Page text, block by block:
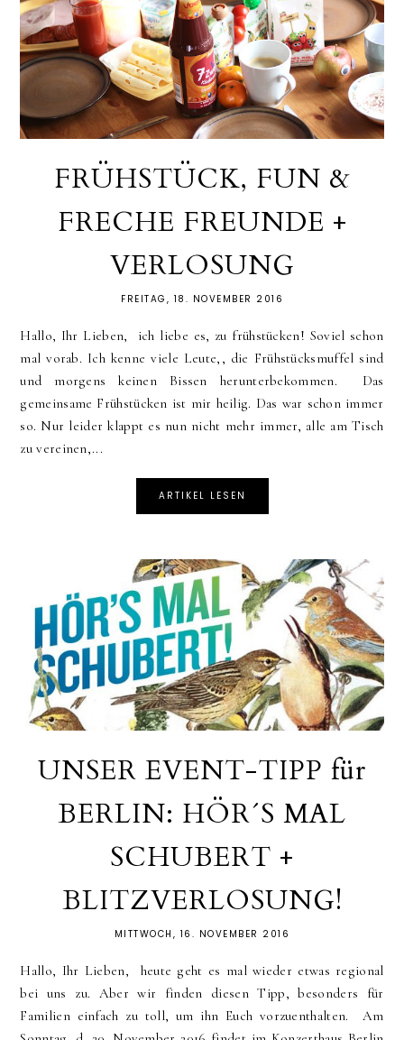
FRÜHSTÜCK, FUN &
FRECHE FREUNDE +
VERLOSUNG
FREITAG, 18. NOVEMBER 2016
Hallo, Ihr Lieben, ich liebe es, zu frühstücken! Soviel schon
mal vorab. Ich kenne viele Leute,, die Frühstücksmuffel sind
und morgens keinen Bissen herunterbekommen. Das
gemeinsame Frühstücken ist mir heilig. Das war schon immer
so. Nur leider klappt es nun nicht mehr immer, alle am Tisch
zu vereinen,...
ARTIKEL LESEN
UNSER EVENT-TIPP für
BERLIN: HÖR´S MAL
SCHUBERT +
BLITZVERLOSUNG!
MITTWOCH, 16. NOVEMBER 2016
Hallo, Ihr Lieben, heute geht es mal wieder etwas regional
bei uns zu. Aber wir finden diesen Tipp, besonders für
Familien einfach zu toll, um ihn Euch vorzuenthalten. Am